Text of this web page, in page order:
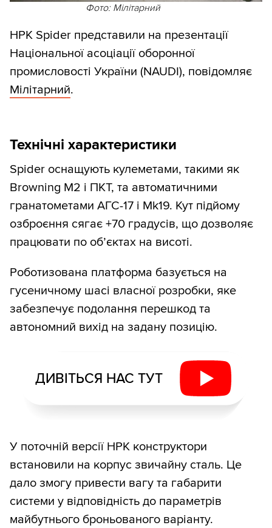
Фото: Мілітарний
НРК Spider представили на презентації
Національної асоціації оборонної
промисловості України (NAUDI), повідомляє
Мілітарний.
Технічні характеристики
Spider оснащують кулеметами, такими як
Browning M2 і ПКТ, та автоматичними
гранатометами АГС-17 і Mk19. Кут підйому
озброєння сягає +70 градусів, що дозволяє
працювати по об’єктах на висоті.
Роботизована платформа базується на
гусеничному шасі власної розробки, яке
забезпечує подолання перешкод та
автономний вихід на задану позицію.
ДИВІТЬСЯ НАС ТУТ
У поточній версії НРК конструктори
встановили на корпус звичайну сталь. Це
дало змогу привести вагу та габарити
системи у відповідність до параметрів
майбутнього броньованого варіанту.